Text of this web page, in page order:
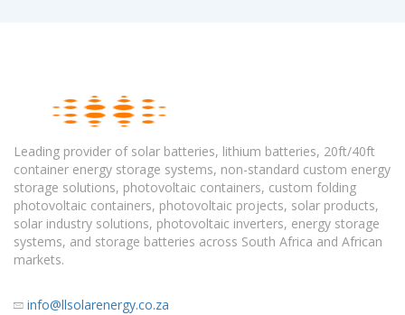
Leading provider of solar batteries, lithium batteries, 20ft/40ft
container energy storage systems, non-standard custom energy
storage solutions, photovoltaic containers, custom folding
photovoltaic containers, photovoltaic projects, solar products,
solar industry solutions, photovoltaic inverters, energy storage
systems, and storage batteries across South Africa and African
markets.
info@llsolarenergy.co.za